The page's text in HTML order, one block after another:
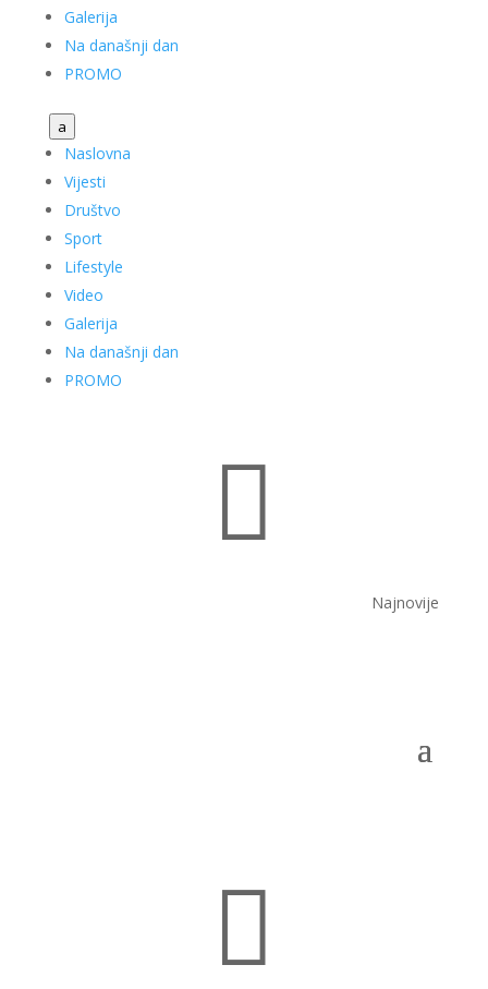
Galerija
Na današnji dan
PROMO
a
Naslovna
Vijesti
Društvo
Sport
Lifestyle
Video
Galerija
Na današnji dan
PROMO

Najnovije
